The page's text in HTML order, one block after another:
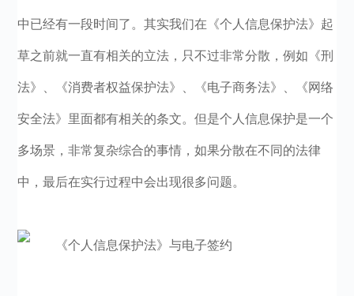
中已经有一段时间了。其实我们在《个人信息保护法》起
草之前就一直有相关的立法，只不过非常分散，例如《刑
法》、《消费者权益保护法》、《电子商务法》、《网络
安全法》里面都有相关的条文。但是个人信息保护是一个
多场景，非常复杂综合的事情，如果分散在不同的法律
中，最后在实行过程中会出现很多问题。